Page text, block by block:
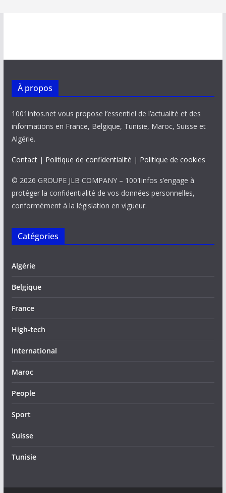
À propos
1001infos.net vous propose l’essentiel de l’actualité et des
informations en France, Belgique, Tunisie, Maroc, Suisse et
Algérie.
Contact| Politique de confidentialité | Politique de cookies
© 2026 GROUPE JLB COMPANY – 1001infos s’engage à
protéger la confidentialité de vos données personnelles,
conformément à la législation en vigueur.
Catégories
Algérie
Belgique
France
High-tech
International
Maroc
People
Sport
Suisse
Tunisie